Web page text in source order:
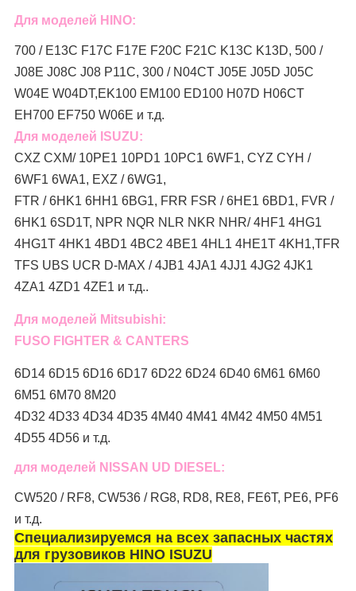
Для моделей HINO:
700 / E13C F17C F17E F20C F21C K13C K13D, 500 /
J08E J08C J08 P11C, 300 / N04CT J05E J05D J05C
W04E W04DT,EK100 EM100 ED100 H07D H06CT
EH700 EF750 W06E и т.д.
Для моделей ISUZU:
CXZ CXM/ 10PE1 10PD1 10PC1 6WF1, CYZ CYH /
6WF1 6WA1, EXZ / 6WG1,
FTR / 6HK1 6HH1 6BG1, FRR FSR / 6HE1 6BD1, FVR /
6HK1 6SD1T, NPR NQR NLR NKR NHR/ 4HF1 4HG1
4HG1T 4HK1 4BD1 4BC2 4BE1 4HL1 4HE1T 4KH1,TFR
TFS UBS UCR D-MAX / 4JB1 4JA1 4JJ1 4JG2 4JK1
4ZA1 4ZD1 4ZE1 и т.д..
Для моделей Mitsubishi:
FUSO FIGHTER & CANTERS
6D14 6D15 6D16 6D17 6D22 6D24 6D40 6M61 6M60
6M51 6M70 8M20
4D32 4D33 4D34 4D35 4M40 4M41 4M42 4M50 4M51
4D55 4D56 и т.д.
для моделей NISSAN UD DIESEL:
CW520 / RF8, CW536 / RG8, RD8, RE8, FE6T, PE6, PF6
и т.д.
Специализируемся на всех запасных частях
для грузовиков HINO ISUZU